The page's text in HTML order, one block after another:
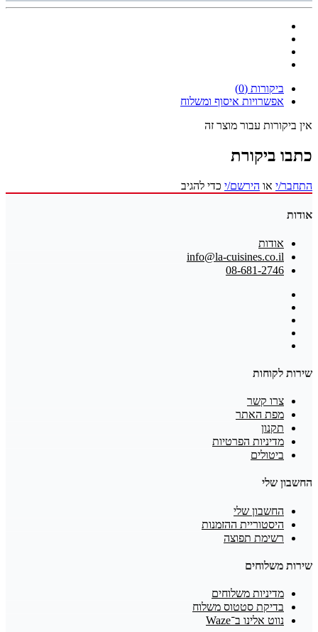
ביקורות (0)
אפשרויות איסוף ומשלוח
אין ביקורות עבור מוצר זה
כתבו ביקורת
התחבר/י או הירשם/י כדי להגיב
אודות
אודות
info@la-cuisines.co.il
08-681-2746
שירות לקוחות
צרו קשר
מפת האתר
תקנון
מדיניות הפרטיות
ביטולים
החשבון שלי
החשבון שלי
היסטוריית ההזמנות
רשימת תפוצה
שירות משלוחים
מדיניות משלוחים
בדיקת סטטוס משלוח
נווט אלינו ב־Waze